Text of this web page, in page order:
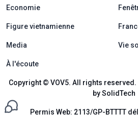
Economie
Figure vietnamienne
Media Vie
À l'écoute
Copyright © VOV5. All rights
by SolidTech
Permis Web: 2113/GP-BTTTT